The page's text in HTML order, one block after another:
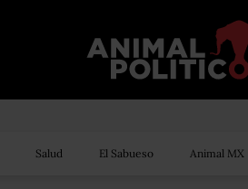
Salud El Sabueso Animal MX